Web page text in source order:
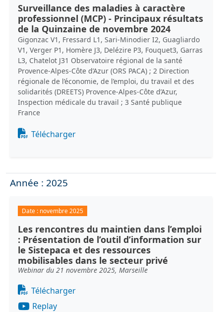
Surveillance des maladies à caractère
professionnel (MCP) - Principaux résultats
de la Quinzaine de novembre 2024
Gigonzac V1, Fressard L1, Sari-Minodier I2, Guagliardo
V1, Verger P1, Homère J3, Delézire P3, Fouquet3, Garras
L3, Chatelot J31 Observatoire régional de la santé
Provence-Alpes-Côte d’Azur (ORS PACA) ; 2 Direction
régionale de l’économie, de l’emploi, du travail et des
solidarités (DREETS) Provence-Alpes-Côte d’Azur,
Inspection médicale du travail ; 3 Santé publique
France
Document
Télécharger
Année : 2025
Date : novembre 2025
Les rencontres du maintien dans l’emploi
: Présentation de l’outil d’information sur
le Sistepaca et des ressources
mobilisables dans le secteur privé
Webinar du 21 novembre 2025, Marseille
Document
Télécharger
Replay